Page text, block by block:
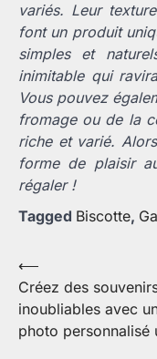
variés. Leur
font un produit
simples et
inimitable qui
Vous pouvez
fromage ou de la
riche et varié.
forme de plaisir
régaler !
Tagged Biscotte,
Navigation
de
l’article
⟵
Créez des
inoubliables avec
photo personnalisé